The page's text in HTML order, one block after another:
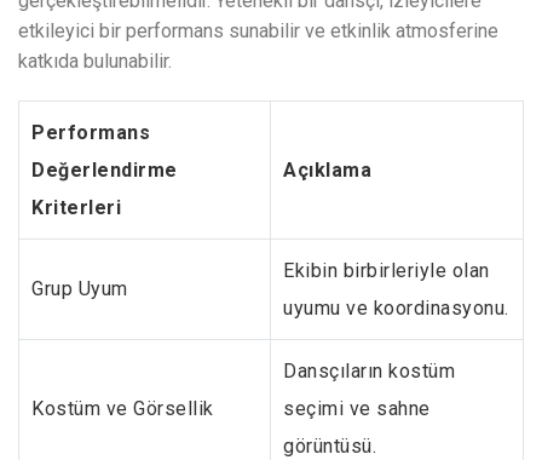
etkileyici bir performans sunabilir ve etkinlik atmosferine
katkıda bulunabilir.
Performans
Değerlendirme
Kriterleri
Açıklama
Grup Uyum
Ekibin birbirleriyle olan
uyumu ve koordinasyonu.
Kostüm ve Görsellik
Dansçıların kostüm
seçimi ve sahne
görüntüsü.